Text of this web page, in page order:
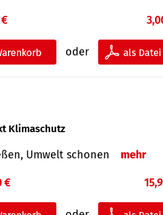
oder
Klimaschutz
Umwelt schonen mehr
€